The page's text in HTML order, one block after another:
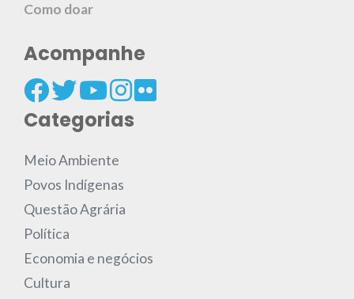
Como doar
Acompanhe
Categorias
Meio Ambiente
Povos Indígenas
Questão Agrária
Política
Economia e negócios
Cultura